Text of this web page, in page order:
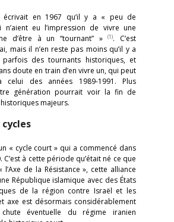
écrivait en 1967 qu’il y a « peu de
n’aient eu l’impression de vivre une
d’être à un “tournant” »(1). C’est
mais il n’en reste pas moins qu’il y a
des tournants historiques, et
doute en train d’en vivre un, qui peut
des années 1989-1991. Plus
génération pourrait voir la fin de
majeurs.
cycles
« cycle court » qui a commencé dans
C’est à cette période qu’était né ce que
l’Axe de la Résistance », cette alliance
République islamique avec des États
de la région contre Israël et les
axe est désormais considérablement
éventuelle du régime iranien